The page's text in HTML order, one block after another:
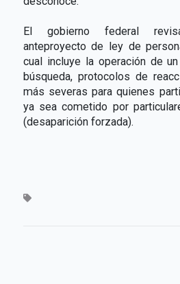
El gobierno federal
anteproyecto de ley de
cual incluye la operación de
búsqueda, protocolos de
más severas para quienes
ya sea cometido por
(desaparición forzada).